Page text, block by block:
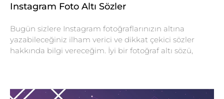
Instagram Foto Altı Sözler
Bugün sizlere Instagram fotoğraflarınızın altına
yazabileceğiniz ilham verici ve dikkat çekici sözler
hakkında bilgi vereceğim. İyi bir fotoğraf altı sözü,